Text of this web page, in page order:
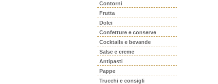
Contorni
Frutta
Dolci
Confetture e conserve
Cocktails e bevande
Salse e creme
Antipasti
Pappe
Trucchi e consigli